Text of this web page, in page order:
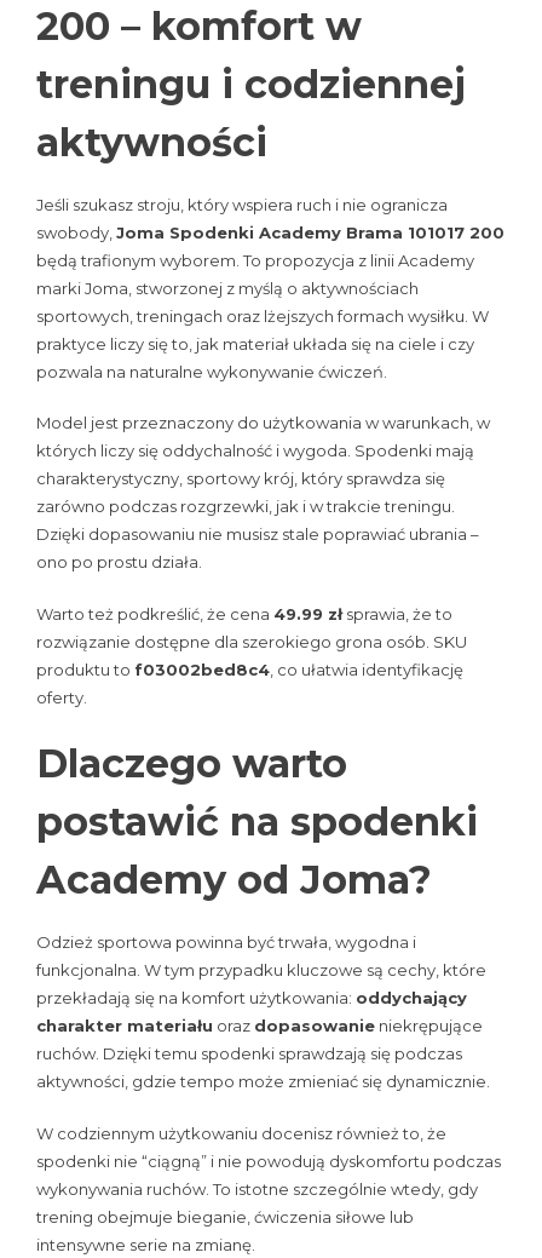
200 – komfort w
treningu i codziennej
aktywności
Jeśli szukasz stroju, który wspiera ruch i nie ogranicza
swobody, Joma Spodenki Academy Brama 101017 200
będą trafionym wyborem. To propozycja z linii Academy
marki Joma, stworzonej z myślą o aktywnościach
sportowych, treningach oraz lżejszych formach wysiłku. W
praktyce liczy się to, jak materiał układa się na ciele i czy
pozwala na naturalne wykonywanie ćwiczeń.
Model jest przeznaczony do użytkowania w warunkach, w
których liczy się oddychalność i wygoda. Spodenki mają
charakterystyczny, sportowy krój, który sprawdza się
zarówno podczas rozgrzewki, jak i w trakcie treningu.
Dzięki dopasowaniu nie musisz stale poprawiać ubrania –
ono po prostu działa.
Warto też podkreślić, że cena 49.99 złsprawia, że to
rozwiązanie dostępne dla szerokiego grona osób. SKU
produktu to f03002bed8c4 , co ułatwia identyfikację
oferty.
Dlaczego warto
postawić na spodenki
Academy od Joma?
Odzież sportowa powinna być trwała, wygodna i
funkcjonalna. W tym przypadku kluczowe są cechy, które
przekładają się na komfort użytkowania: oddychający
charakter materiału oraz dopasowanie niekrępujące
ruchów. Dzięki temu spodenki sprawdzają się podczas
aktywności, gdzie tempo może zmieniać się dynamicznie.
W codziennym użytkowaniu docenisz również to, że
spodenki nie “ciągną” i nie powodują dyskomfortu podczas
wykonywania ruchów. To istotne szczególnie wtedy, gdy
trening obejmuje bieganie, ćwiczenia siłowe lub
intensywne serie na zmianę.